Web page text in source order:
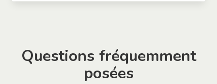
Questions fréquemment
posées